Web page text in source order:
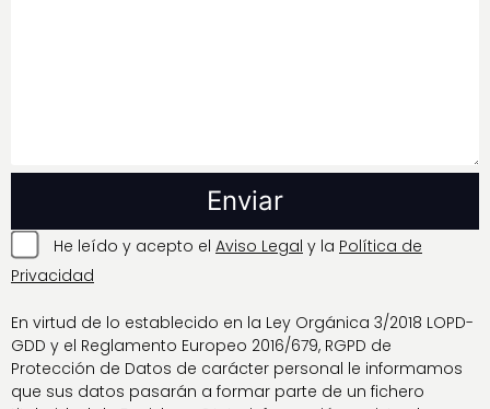
He leído y acepto el Aviso Legal y la Política de
Privacidad
En virtud de lo establecido en la Ley Orgánica 3/2018 LOPD-
GDD y el Reglamento Europeo 2016/679, RGPD de
Protección de Datos de carácter personal le informamos
que sus datos pasarán a formar parte de un fichero